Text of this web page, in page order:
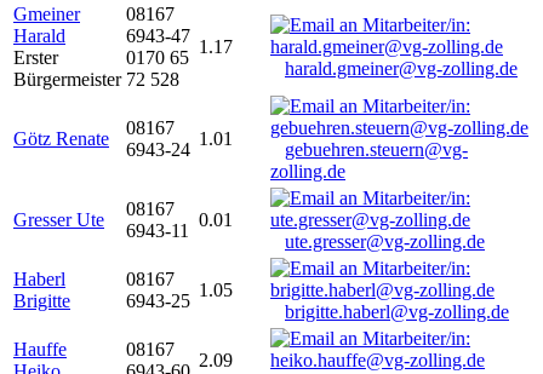
Gmeiner
Harald
Erster
Bürgermeister
08167
6943-47
0170 65
72 528
1.17
harald.gmeiner@vg-zolling.de
Götz Renate
08167
6943-24
1.01
gebuehren.steuern@vg-
zolling.de
Gresser Ute
08167
6943-11
0.01
ute.gresser@vg-zolling.de
Haberl
Brigitte
08167
6943-25
1.05
brigitte.haberl@vg-zolling.de
Hauffe
08167
2.09